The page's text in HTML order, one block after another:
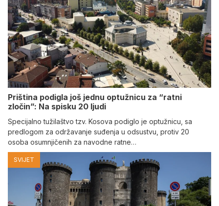
Priština podigla još jednu optužnicu za “ratni
zločin”: Na spisku 20 ljudi
Specijalno tužilaštvo tzv. Kosova podiglo je optužnicu, sa
predlogom za održavanje suđenja u odsustvu, protiv 20
osoba osumnjičenih za navodne ratne…
SVIJET